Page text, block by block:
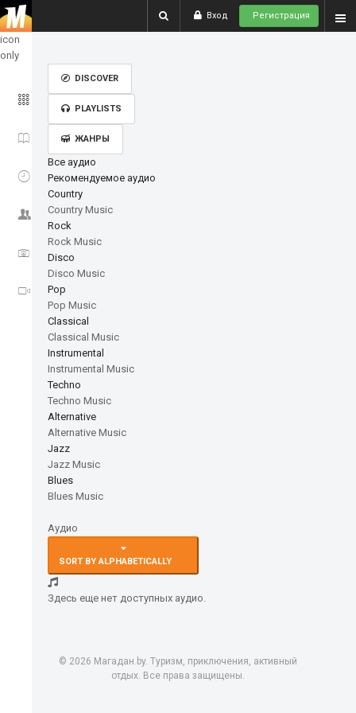
Вход Регистрация
show
icon
only
ГЛАВНОЕ
ИСТОРИИ
СОБЫТИЯ
СООБЩЕСТВО
ВИДЕО
DISCOVER
PLAYLISTS
ЖАНРЫ
Все аудио
Рекомендуемое аудио
Country
Country Music
Rock
Rock Music
Disco
Disco Music
Pop
Pop Music
Classical
Classical Music
Instrumental
Instrumental Music
Techno
Techno Music
Alternative
Alternative Music
Jazz
Jazz Music
Blues
Blues Music
Аудио
SORT BY ALPHABETICALLY
Здесь еще нет доступных аудио.
© 2026 Магадан.by. Туризм, приключения, активный
отдых. Все права защищены.